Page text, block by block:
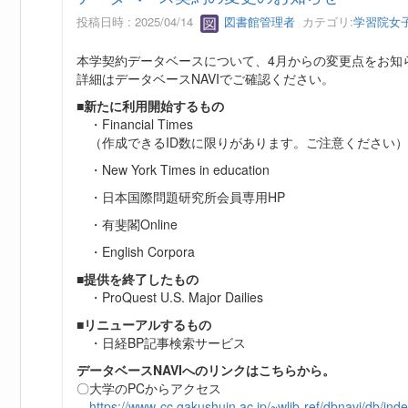
投稿日時 : 2025/04/14 図書館管理者 カテゴリ:学習院女
本学契約データベースについて、4月からの変更点をお知
詳細はデータベースNAVIでご確認ください。
■新たに利用開始するもの
・Financial Times
（作成できるID数に限りがあります。ご注意ください）
・New York Times in education
・日本国際問題研究所会員専用HP
・有斐閣Online
・English Corpora
■提供を終了したもの
・ProQuest U.S. Major Dailies
■リニューアルするもの
・日経BP記事検索サービス
データベースNAVIへのリンクはこちらから。
〇大学のPCからアクセス